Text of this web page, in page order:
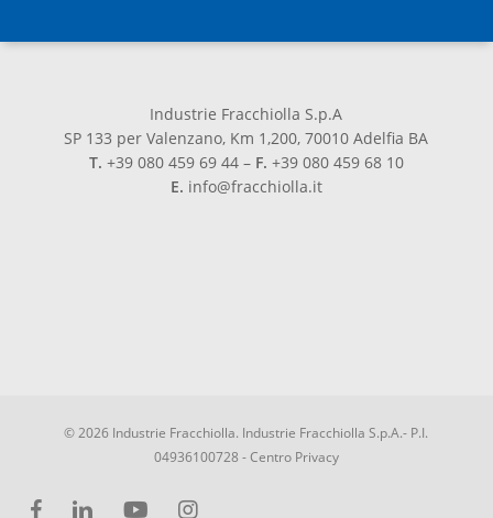
Industrie Fracchiolla S.p.A
SP 133 per Valenzano, Km 1,200, 70010 Adelfia BA
T. +39 080 459 69 44 – F. +39 080 459 68 10
E. info@fracchiolla.it
© 2026 Industrie Fracchiolla. Industrie Fracchiolla S.p.A.- P.I.
04936100728 -Centro Privacy
facebooklinkedin youtube instagram